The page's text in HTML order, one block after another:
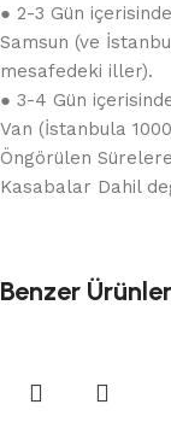
● 2-3 Gün
Samsun (ve
mesafedeki iller).
● 3-4 Gün
Van (İstanbula
Öngörülen
Kasabalar Dahil
Benzer Ürünler